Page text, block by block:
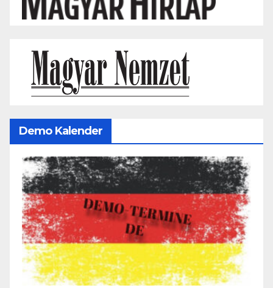
Demo Kalender